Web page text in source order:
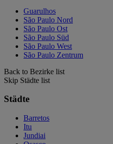
Guarulhos
São Paulo Nord
São Paulo Ost
São Paulo Süd
São Paulo West
São Paulo Zentrum
Back to Bezirke list
Skip Städte list
Städte
Barretos
Itu
Jundiai